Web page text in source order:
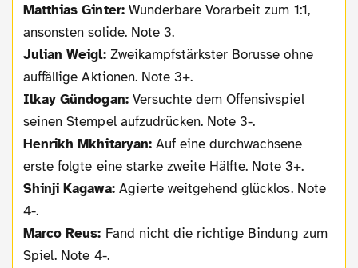
Matthias Ginter:Wunderbare Vorarbeit zum 1:1,
ansonsten solide. Note 3.
Julian Weigl:Zweikampfstärkster Borusse ohne
auffällige Aktionen. Note 3+.
Ilkay Gündogan:Versuchte dem Offensivspiel
seinen Stempel aufzudrücken. Note 3-.
Henrikh Mkhitaryan:Auf eine durchwachsene
erste folgte eine starke zweite Hälfte. Note 3+.
Shinji Kagawa:Agierte weitgehend glücklos. Note
4-.
Marco Reus: Fand nicht die richtige Bindung zum
Spiel. Note 4-.